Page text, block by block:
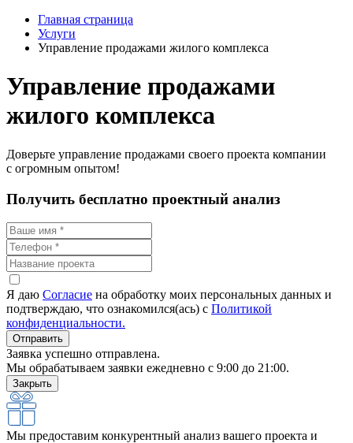
Главная страница
Услуги
Управление продажами жилого комплекса
Управление продажами
жилого комплекса
Доверьте управление продажами своего проекта компании
с огромным опытом!
Получить бесплатно проектный анализ
Я даю Согласие на обработку моих персональных данных и
подтверждаю, что ознакомился(ась) c Политикой
конфиденциальности.
Отправить
Заявка успешно отправлена.
Мы обрабатываем заявки ежедневно с 9:00 до 21:00.
Закрыть
Мы предоставим конкурентный анализ вашего проекта и